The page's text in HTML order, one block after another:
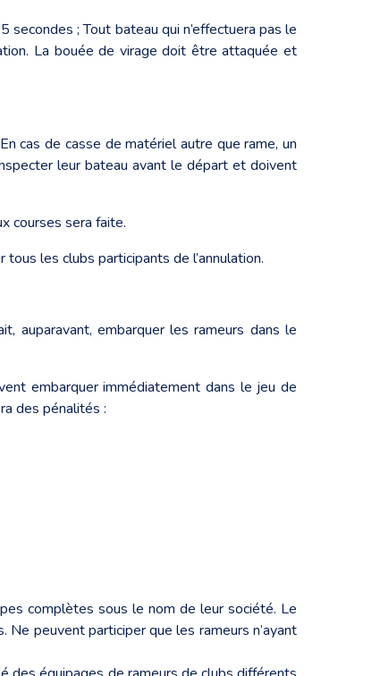
; Tout bateau qui n’effectuera pas le
La bouée de virage doit être attaquée et
cas de casse de matériel autre que rame, un
leur bateau avant le départ et doivent
courses sera faite.
les clubs participants de l’annulation.
auparavant, embarquer les rameurs dans le
embarquer immédiatement dans le jeu de
des pénalités :
complètes sous le nom de leur société. Le
peuvent participer que les rameurs n’ayant